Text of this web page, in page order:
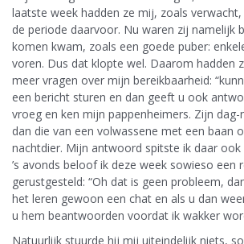
laatste week hadden ze mij, zoals
de periode daarvoor. Nu waren zij namelijk
komen kwam, zoals een goede puber:
voren. Dus dat klopte wel. Daarom hadden
meer vragen over mijn bereikbaarheid:
een bericht sturen en dan geeft u ook
vroeg en ken mijn pappenheimers. Zijn
dan die van een volwassene met een baan
nachtdier. Mijn antwoord spitste ik daar
’s avonds beloof ik deze week sowieso een
gerustgesteld: “Oh dat is geen probleem,
het leren gewoon een chat en als u dan
u hem beantwoorden voordat ik wakker
Natuurlijk stuurde hij mij uiteindelijk niets,